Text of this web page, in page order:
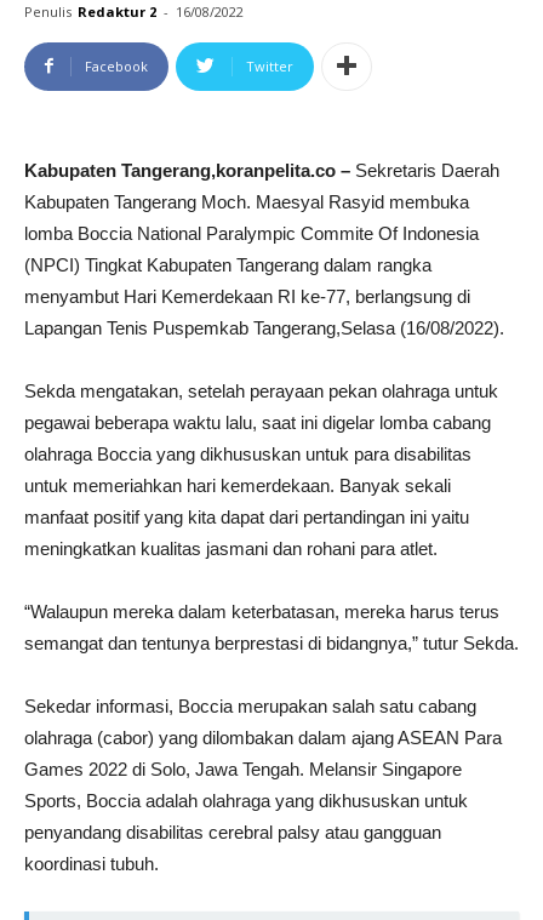
Penulis Redaktur 2 - 16/08/2022
Facebook Twitter
Kabupaten Tangerang,koranpelita.co – Sekretaris Daerah
Kabupaten Tangerang Moch. Maesyal Rasyid membuka
lomba Boccia National Paralympic Commite Of Indonesia
(NPCI) Tingkat Kabupaten Tangerang dalam rangka
menyambut Hari Kemerdekaan RI ke-77, berlangsung di
Lapangan Tenis Puspemkab Tangerang,Selasa (16/08/2022).
Sekda mengatakan, setelah perayaan pekan olahraga untuk
pegawai beberapa waktu lalu, saat ini digelar lomba cabang
olahraga Boccia yang dikhususkan untuk para disabilitas
untuk memeriahkan hari kemerdekaan. Banyak sekali
manfaat positif yang kita dapat dari pertandingan ini yaitu
meningkatkan kualitas jasmani dan rohani para atlet.
“Walaupun mereka dalam keterbatasan, mereka harus terus
semangat dan tentunya berprestasi di bidangnya,” tutur Sekda.
Sekedar informasi, Boccia merupakan salah satu cabang
olahraga (cabor) yang dilombakan dalam ajang ASEAN Para
Games 2022 di Solo, Jawa Tengah. Melansir Singapore
Sports, Boccia adalah olahraga yang dikhususkan untuk
penyandang disabilitas cerebral palsy atau gangguan
koordinasi tubuh.